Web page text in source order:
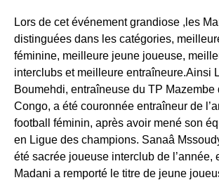
Lors de cet événement grandiose ,les
distinguées dans les catégories,
féminine, meilleure jeune joueuse,
interclubs et meilleure entraîneure.Ainsi
Boumehdi, entraîneuse du TP Mazembe
Congo, a été couronnée entraîneur de
football féminin, après avoir mené son
en Ligue des champions. Sanaâ
été sacrée joueuse interclub de l’année,
Madani a remporté le titre de jeune